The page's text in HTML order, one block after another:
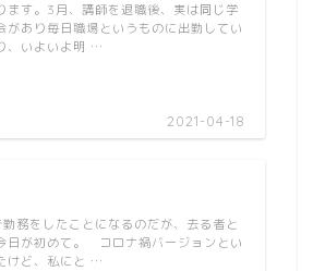
2021-04-18
ます。3月、講師を退職後、実は同じ学
あり毎日職場というものに出勤してい
、いよいよ明 …
務をしたことになるのだが、去る者と
日が初めて。 コロナ禍バージョンとい
けど、私にと …